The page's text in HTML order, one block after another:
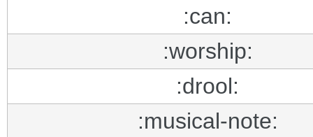
:can:
:worship:
:drool:
:musical-note: